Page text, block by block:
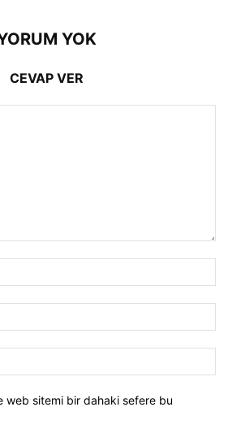
YOK
CEVAP VER
web sitemi bir dahaki sefere bu